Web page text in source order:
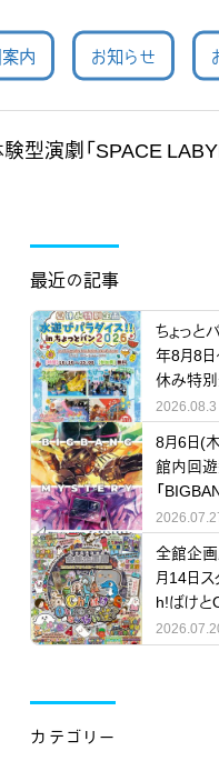
内 お知らせ
験型演劇「SPACE
最近の記事
ちょっと
年8月8日
休み特
遊びパラ
2026.08.3
8月6日(
館内回
「
RY」
全館企
月14日ス
h!ばけと
にならな
カテゴリー